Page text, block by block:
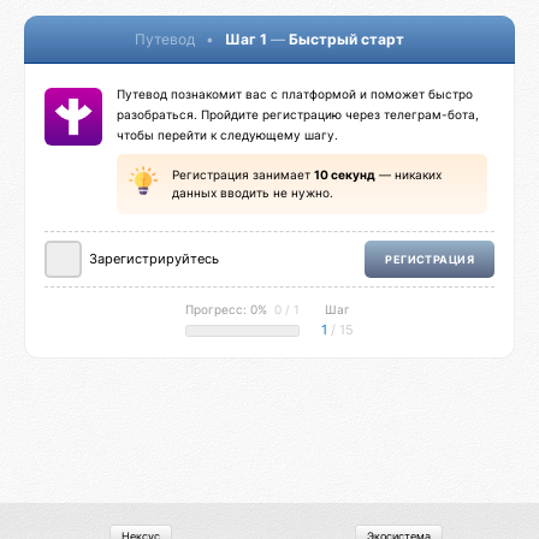
Путевод • Шаг 1 — Быстрый старт
Путевод познакомит вас с платформой и поможет быстро
разобраться. Пройдите регистрацию через телеграм-бота,
чтобы перейти к следующему шагу.
Регистрация занимает 10 секунд — никаких
данных вводить не нужно.
Зарегистрируйтесь РЕГИСТРАЦИЯ
Прогресс: 0% 0 / 1 Шаг
1 / 15
Нексус Экосистема